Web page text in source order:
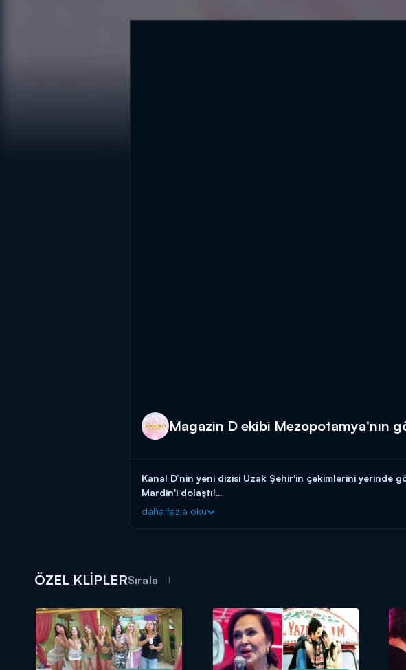
Magazin D ekibi Mezopotamya'nın
Kanal D’nin yeni dizisi Uzak Şehir'in çekimlerini yerinde
Mardin'i dolaştı!
daha fazla oku
ÖZEL KLİPLERSırala